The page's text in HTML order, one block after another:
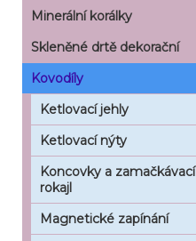
Minerální korálky
Skleněné drtě dekorační
Kovodíly
Ketlovací jehly
Ketlovací nýty
Koncovky a zamačkávací
rokajl
Magnetické zapínání